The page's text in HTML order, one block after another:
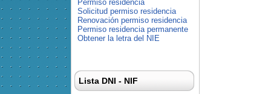
Permiso residencia
Solicitud permiso residencia
Renovación permiso residencia
Permiso residencia permanente
Obtener la letra del NIE
Lista DNI - NIF